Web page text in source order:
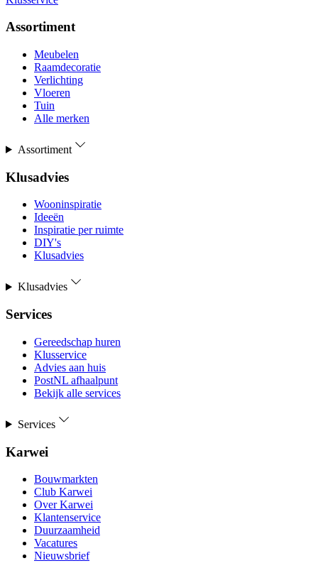
Assortiment
Meubelen
Raamdecoratie
Verlichting
Vloeren
Tuin
Alle merken
Assortiment
Klusadvies
Wooninspiratie
Ideeën
Inspiratie per ruimte
DIY's
Klusadvies
Klusadvies
Services
Gereedschap huren
Klusservice
Advies aan huis
PostNL afhaalpunt
Bekijk alle services
Services
Karwei
Bouwmarkten
Club Karwei
Over Karwei
Klantenservice
Duurzaamheid
Vacatures
Nieuwsbrief